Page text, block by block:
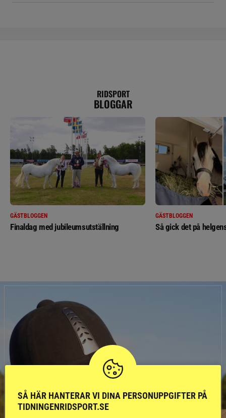
RIDSPORT
BLOGGAR
GÄSTBLOGGEN
Finaldag med jubileumsutställning
GÄSTBLOGGEN
Så gick det på
SÅ HÄR HANTERAR VI DINA PERSONUPPGIFTER PÅ
TIDNINGENRIDSPORT.SE